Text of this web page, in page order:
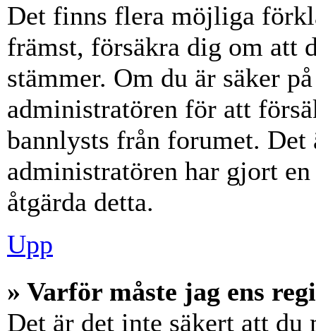
Det finns flera möjliga
främst, försäkra dig om att
stämmer. Om du är säker
administratören för att
bannlysts från forumet.
administratören har gjort
åtgärda detta.
Upp
» Varför måste jag ens
Det är det inte säkert att